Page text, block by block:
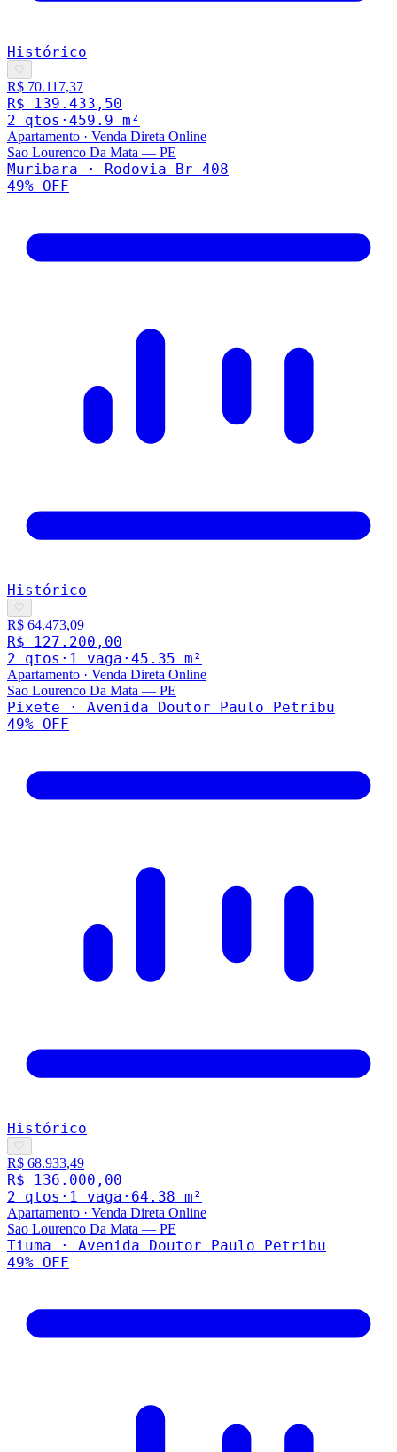
Histórico
♡
R$ 70.117,37
R$ 139.433,50
2 qtos · 459.9 m²
Apartamento · Venda Direta Online
Sao Lourenco Da Mata — PE
Muribara · Rodovia Br 408
49% OFF
Histórico
♡
R$ 64.473,09
R$ 127.200,00
2 qtos · 1 vaga · 45.35 m²
Apartamento · Venda Direta Online
Sao Lourenco Da Mata — PE
Pixete · Avenida Doutor Paulo Petribu
49% OFF
Histórico
♡
R$ 68.933,49
R$ 136.000,00
2 qtos · 1 vaga · 64.38 m²
Apartamento · Venda Direta Online
Sao Lourenco Da Mata — PE
Tiuma · Avenida Doutor Paulo Petribu
49% OFF